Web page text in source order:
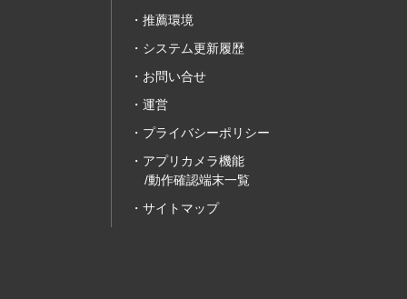
推薦環境
システム更新履歴
お問い合せ
運営
プライバシーポリシー
アプリカメラ機能
/動作確認端末一覧
サイトマップ